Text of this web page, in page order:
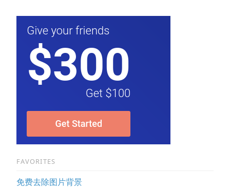
FAVORITES
免费去除图片背景